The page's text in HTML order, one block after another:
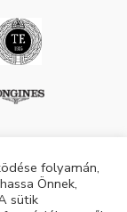
folyamán,
Önnek,
sütik